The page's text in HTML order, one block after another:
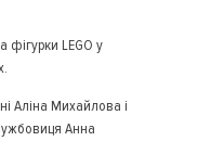
фігурки LEGO у
Аліна Михайлова і
Анна